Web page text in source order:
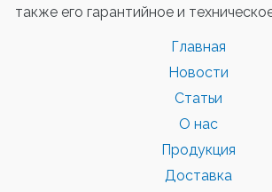
также его гарантийное и
Главная
Новости
Статьи
О нас
Продукция
Доставка